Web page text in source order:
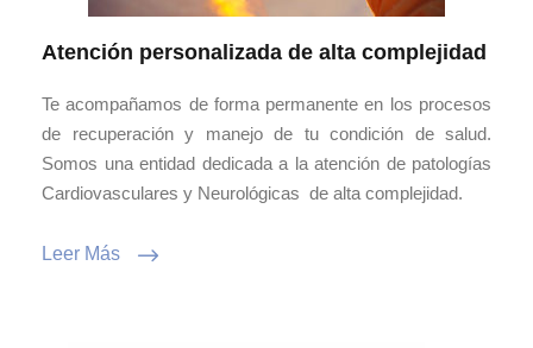
Atención personalizada de alta complejidad
Te acompañamos de forma permanente en los procesos
de recuperación y manejo de tu condición de salud.
Somos una entidad dedicada a la atención de patologías
Cardiovasculares y Neurológicas de alta complejidad.
Leer Más